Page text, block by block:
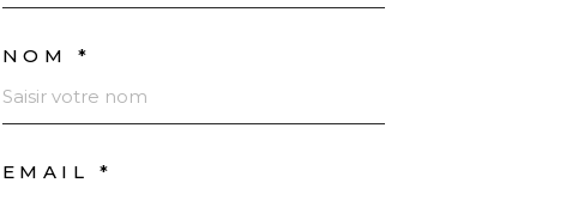
NOM *
EMAIL *